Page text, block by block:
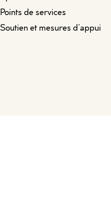
Points de services
Soutien et mesures d’appui